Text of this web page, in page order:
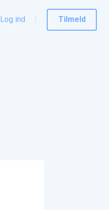
Log ind Tilmeld